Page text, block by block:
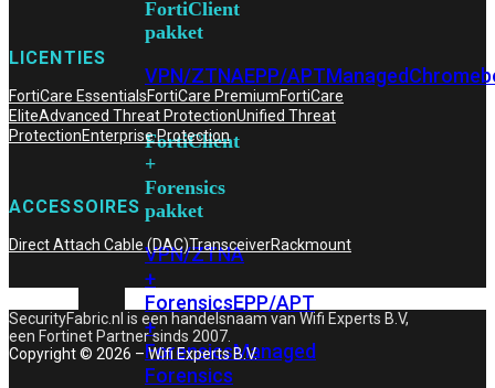
FortiClient
pakket
VPN/ZTNAEPP/APTManaged
FortiClient
+
Forensics
pakket
VPN/ZTNA
+
ForensicsEPP/APT
+
ForensicsManaged
Forensics
LICENTIES
FortiCare EssentialsFortiCare PremiumFortiCare
EliteAdvanced Threat ProtectionUnified Threat
ProtectionEnterprise Protection
ACCESSOIRES
Direct Attach Cable (DAC)TransceiverRackmount
SecurityFabric.nl is een handelsnaam van Wifi Experts B.V,
een Fortinet Partner sinds 2007.
Copyright © 2026 – Wifi Experts B.V.